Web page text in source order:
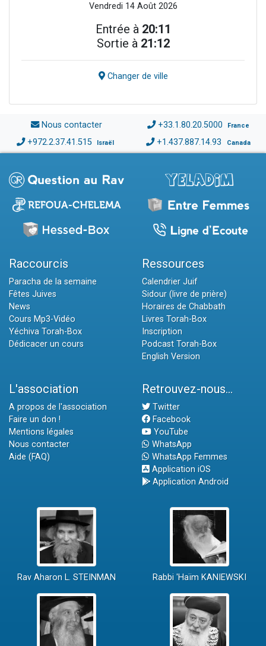
Vendredi 14 Août 2026
Entrée à 20:11
Sortie à 21:12
Changer de ville
Nous contacter +33.1.80.20.5000 France
+972.2.37.41.515 Israël +1.437.887.14.93 Canada
Raccourcis
Paracha de la semaine
Fêtes Juives
News
Cours Mp3-Vidéo
Yéchiva Torah-Box
Dédicacer un cours
Ressources
Calendrier Juif
Sidour (livre de prière)
Horaires de Chabbath
Livres Torah-Box
Inscription
Podcast Torah-Box
English Version
L'association
A propos de l'association
Faire un don !
Mentions légales
Nous contacter
Aide (FAQ)
Retrouvez-nous...
Twitter
Facebook
YouTube
WhatsApp
WhatsApp Femmes
Application iOS
Application Android
Rav Aharon L. STEINMAN Rabbi 'Haïm KANIEWSKI